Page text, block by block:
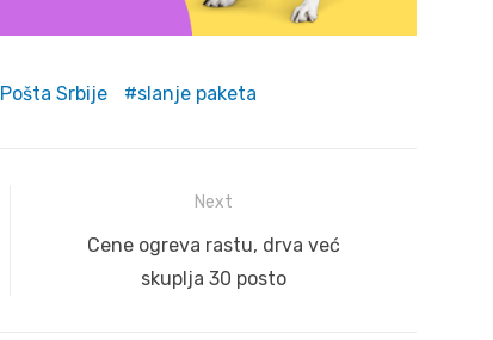
Pošta Srbije slanje paketa
Next
NextCene ogreva rastu, drva već
skuplja 30 posto